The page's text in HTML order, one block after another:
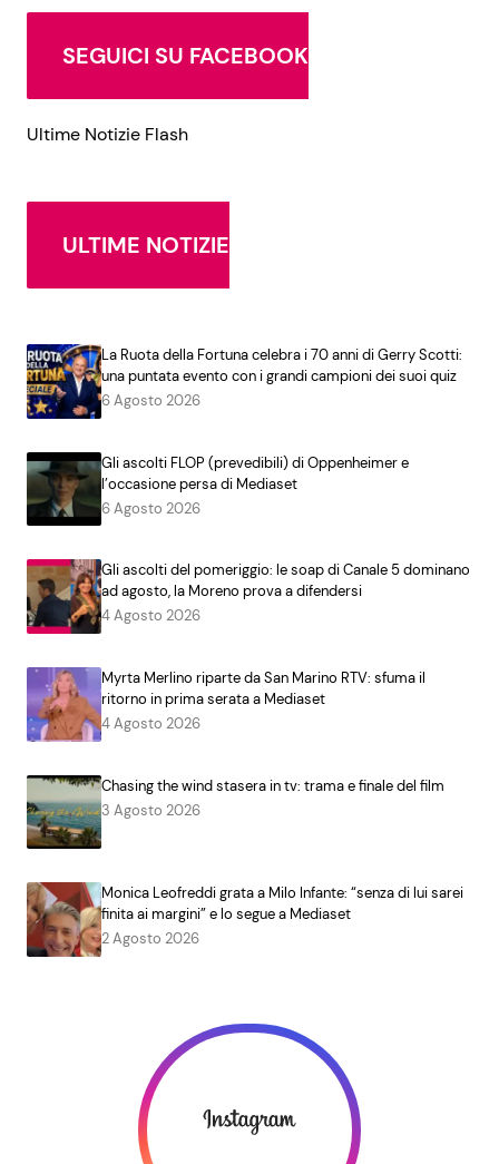
SEGUICI SU FACEBOOK
Ultime Notizie Flash
ULTIME NOTIZIE
La Ruota della Fortuna celebra i 70 anni di Gerry Scotti:
una puntata evento con i grandi campioni dei suoi quiz
6 Agosto 2026
Gli ascolti FLOP (prevedibili) di Oppenheimer e
l’occasione persa di Mediaset
6 Agosto 2026
Gli ascolti del pomeriggio: le soap di Canale 5 dominano
ad agosto, la Moreno prova a difendersi
4 Agosto 2026
Myrta Merlino riparte da San Marino RTV: sfuma il
ritorno in prima serata a Mediaset
4 Agosto 2026
Chasing the wind stasera in tv: trama e finale del film
3 Agosto 2026
Monica Leofreddi grata a Milo Infante: “senza di lui sarei
finita ai margini” e lo segue a Mediaset
2 Agosto 2026